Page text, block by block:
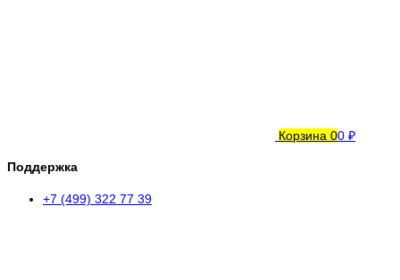
Корзина 00 ₽
Поддержка
+7 (499) 322 77 39